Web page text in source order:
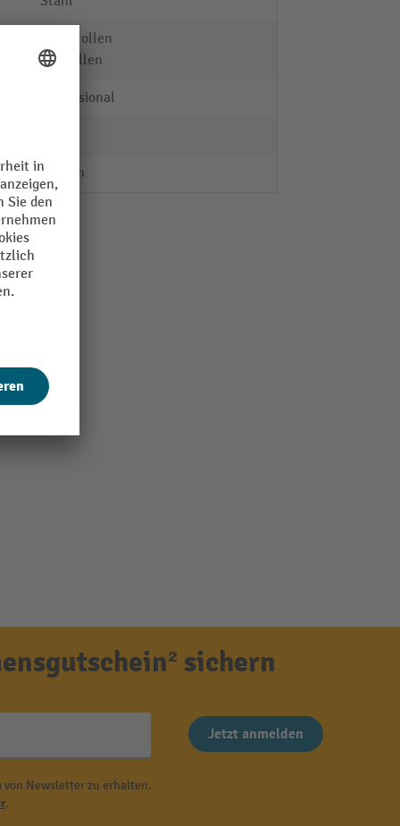
Kugelrollen
Tragrollen
Professional
1.5 mm
sichern
Jetzt anmelden
von Newsletter zu erhalten.
.